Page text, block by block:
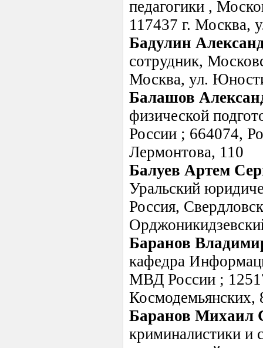
педагогики ,
117437 г. Москва,
Бадулин
сотрудник,
Москва, ул.
Балашов
физической
России ; 664074,
Лермонтова, 110
Балуев Артем
Уральский
Россия,
Баранов
кафедра
МВД России ;
Космодемьянских,
Баранов Михаил
криминалистики и